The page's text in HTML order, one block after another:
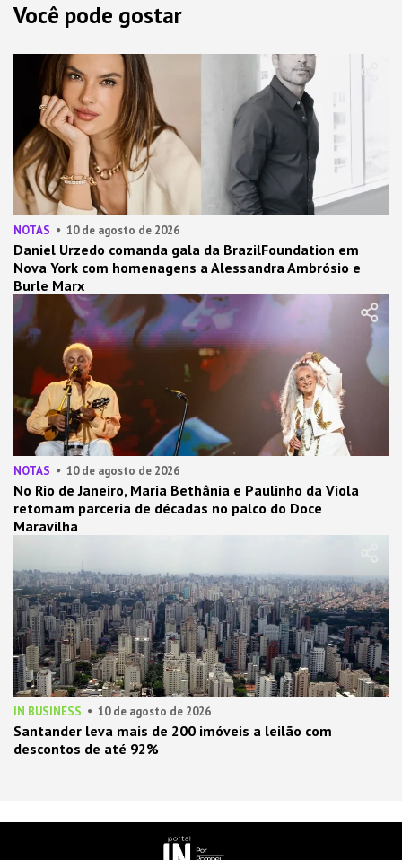
Você pode gostar
NOTAS 10 de agosto de 2026
Daniel Urzedo comanda gala da BrazilFoundation em
Nova York com homenagens a Alessandra Ambrósio e
Burle Marx
NOTAS 10 de agosto de 2026
No Rio de Janeiro, Maria Bethânia e Paulinho da Viola
retomam parceria de décadas no palco do Doce
Maravilha
IN BUSINESS 10 de agosto de 2026
Santander leva mais de 200 imóveis a leilão com
descontos de até 92%